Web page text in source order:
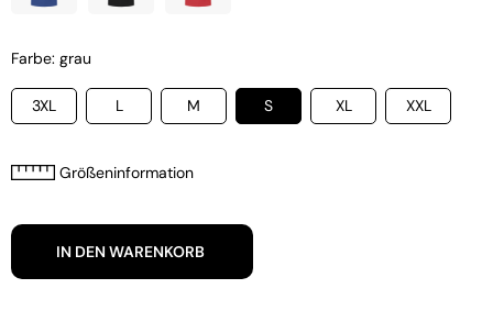
Farbe: grau
3XL L M S XL XXL
Größeninformation
IN DEN WARENKORB